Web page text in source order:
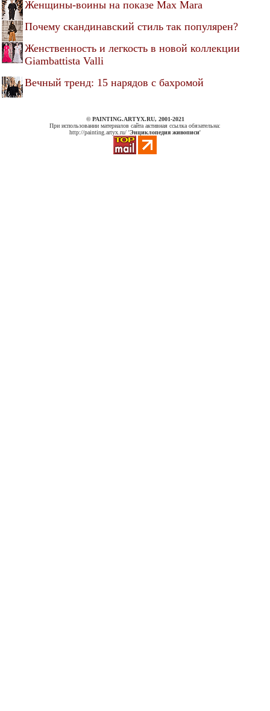
Женщины-воины на показе Max Mara
Почему скандинавский стиль так популярен?
Женственность и легкость в новой коллекции
Giambattista Valli
Вечный тренд: 15 нарядов с бахромой
© PAINTING.ARTYX.RU, 2001-2021
При использовании материалов сайта активная ссылка обязательна:
http://painting.artyx.ru/ 'Энциклопедия живописи'